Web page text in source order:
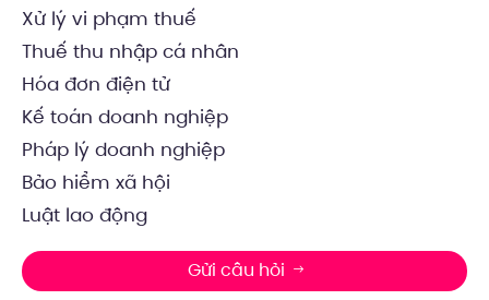
Xử lý vi phạm thuế
Thuế thu nhập cá nhân
Hóa đơn điện tử
Kế toán doanh nghiệp
Pháp lý doanh nghiệp
Bảo hiểm xã hội
Luật lao động
Gửi câu hỏi